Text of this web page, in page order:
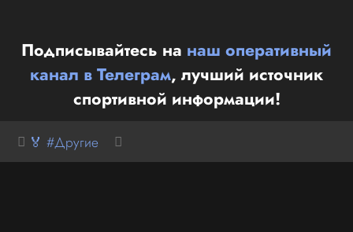
Подписывайтесь на наш оперативный
канал в Телеграм, лучший источник
спортивной информации!
🏅 #Другие